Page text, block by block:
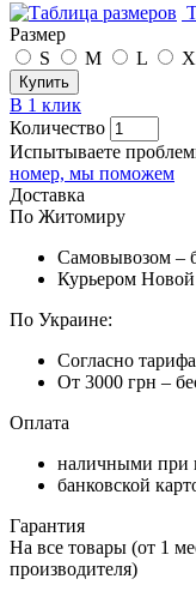
Размер
S
M L
Купить
В 1 клик
Количество
Испытываете
номер, мы поможем
Доставка
По Житомиру
Самовывозом –
Курьером
По Украине:
Согласно
От 3000 грн –
Оплата
наличными при
банковской
Гарантия
На все товары (от 1
производителя)